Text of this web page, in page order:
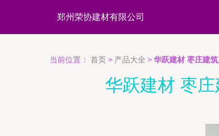
郑州荣协建材有限公司
当前位置： 首页 > 产品大全 > 华跃建材 枣庄建
华跃建材 枣